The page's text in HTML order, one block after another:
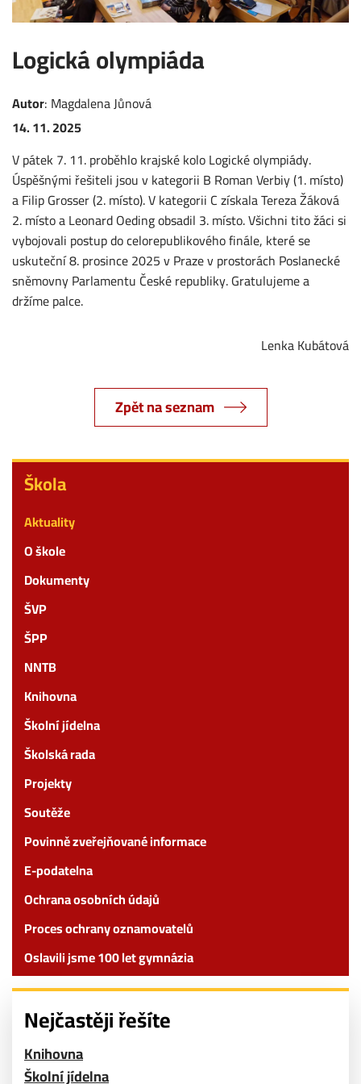
Škola
Škola
Aktuality
O škole
Dokumenty
ŠVP
ŠPP
NNTB
Knihovna
Školní jídelna
Školská rada
Projekty
Soutěže
Povinně zveřejňované informace
E-podatelna
Ochrana osobních údajů
Proces ochrany oznamovatelů
Oslavili jsme 100 let gymnázia
Nejčastěji řešíte
Knihovna
Školní jídelna
Logická olympiáda
Autor: MagdalenaJůnová
14. 11. 2025
V pátek 7. 11. proběhlo krajské kolo Logické olympiády.
Úspěšnými řešiteli jsou v kategorii B RomanVerbiy (1. místo)
a Filip Grosser (2.místo). V kategorii C získala TerezaŽáková
2. místo a Leonard Oeding obsadil 3. místo. Všichni tito žáci si
vybojovali postup do celorepublikového finále, které se
uskuteční 8. prosince 2025 v Praze v prostorách Poslanecké
sněmovny Parlamentu České republiky. Gratulujeme a
držíme palce.
Lenka Kubátová
Zpět na seznam